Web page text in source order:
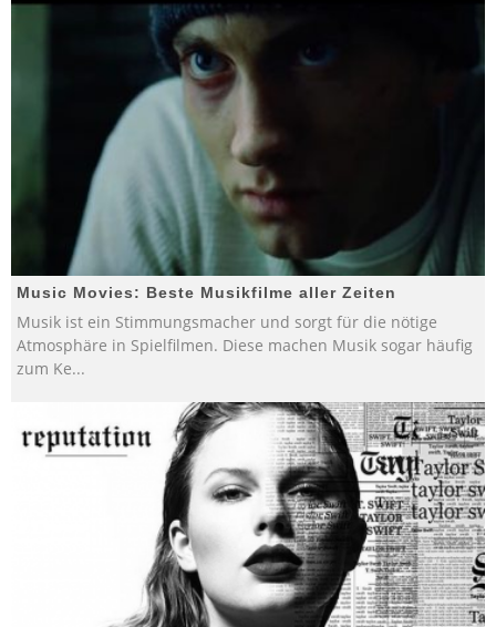
Music Movies: Beste Musikfilme aller Zeiten
Musik ist ein Stimmungsmacher und sorgt für die nötige
Atmosphäre in Spielfilmen. Diese machen Musik sogar häufig
zum Ke...